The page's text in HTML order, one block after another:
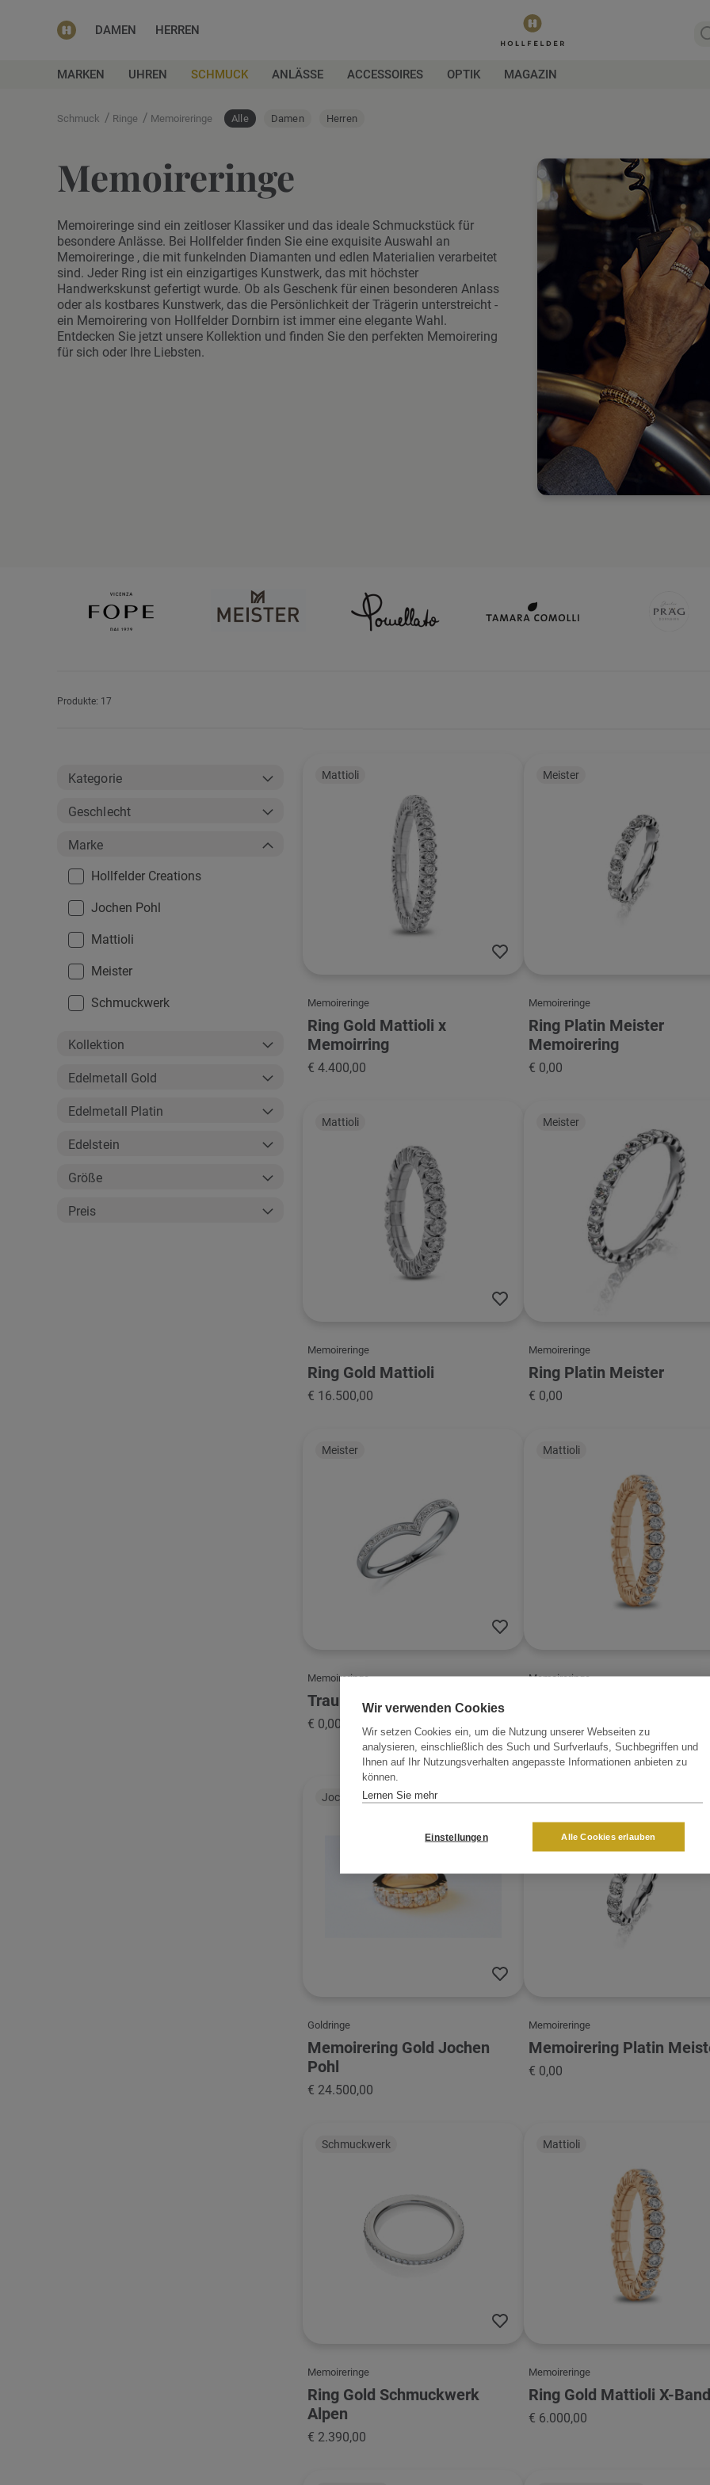
DAMEN HERREN
MARKEN UHREN SCHMUCK ANLÄSSE ACCESSOIRES OPTIK MAGAZIN
Schmuck / Ringe / Memoireringe Alle Damen Herren
Memoireringe
Memoireringe sind ein zeitloser Klassiker und das ideale Schmuckstück für
besondere Anlässe. Bei Hollfelder finden Sie eine exquisite Auswahl an
Memoireringe , die mit funkelnden Diamanten und edlen Materialien verarbeitet
sind. Jeder Ring ist ein einzigartiges Kunstwerk, das mit höchster
Handwerkskunst gefertigt wurde. Ob als Geschenk für einen besonderen Anlass
oder als kostbares Kunstwerk, das die Persönlichkeit der Trägerin unterstreicht -
ein Memoirering von Hollfelder Dornbirn ist immer eine elegante Wahl.
Entdecken Sie jetzt unsere Kollektion und finden Sie den perfekten Memoirering
für sich oder Ihre Liebsten.
Produkte: 17
Mattioli
Memoireringe
Ring Gold Mattioli x
Memoirring
€ 4.400,00
Meister
Memoireringe
Ring Platin Meister
Memoirering
€ 0,00
Mattioli
Memoireringe
Ring Gold Mattioli
€ 16.500,00
Meister
Memoireringe
Ring Platin Meister
€ 0,00
Meister
Memoireringe
Trauring Platin Meister
€ 0,00
Mattioli
Memoireringe
Jochen Pohl
Goldringe
Memoirering Gold Jochen
Pohl
€ 24.500,00
Memoireringe
Memoirering Platin
€ 0,00
Schmuckwerk
Memoireringe
Ring Gold Schmuckwerk
Alpen
€ 2.390,00
Mattioli
Memoireringe
Ring Gold Mattioli X-Band
€ 6.000,00
Kategorie
Geschlecht
Marke
Hollfelder Creations
Jochen Pohl
Mattioli
Meister
Schmuckwerk
Kollektion
Edelmetall Gold
Edelmetall Platin
Edelstein
Größe
Preis
Wir verwenden Cookies
Wir setzen Cookies ein, um die Nutzung unserer Webseiten zu
analysieren, einschließlich des Such und Surfverlaufs, Suchbegriffen und
Ihnen auf Ihr Nutzungsverhalten angepasste Informationen anbieten zu
können.
Lernen Sie mehr
Einstellungen Alle Cookies erlauben